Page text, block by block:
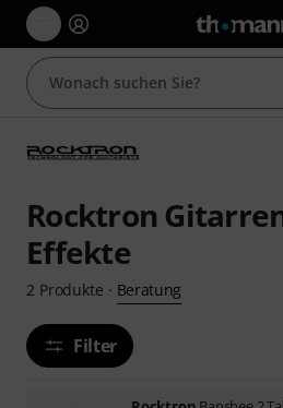
Rocktron
Effekte
2 Produkte · Beratung
Filter